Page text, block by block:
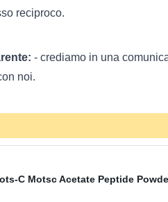
reciproco.
- crediamo in una
noi.